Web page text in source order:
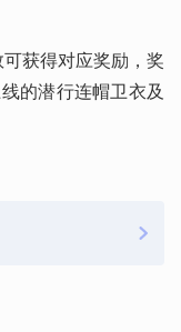
可获得对应奖励，奖
的潜行连帽卫衣及